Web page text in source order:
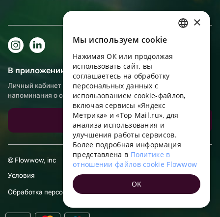
В приложении еще удобнее!
Личный кабинет получателя, больше бонусов за покупки и
напоминания о событиях
Скачать приложение
© Flowwow, inc
Условия
Обработка персональных данных
ENGLISH
UKRAINIAN
PORTUGUESE
FRENCH
TURKISH
POLISH
×
Мы используем сookie
Нажимая ОК или продолжая
использовать сайт, вы
соглашаетесь на обработку
персональных данных с
использованием cookie-файлов,
включая сервисы «Яндекс
Метрика» и «Top Mail.ru», для
анализа использования и
улучшения работы сервисов.
Более подробная информация
представлена в Политике в
отношении файлов cookie Flowwow
OK